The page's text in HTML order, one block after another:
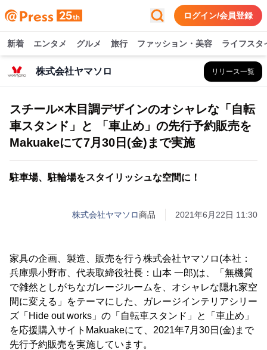
ログイン/会員登録
新着 エンタメ グルメ 旅行 ファッション・美容 ライフスタ
株式会社ヤマソロ リリース一覧
スチール×木目調デザインのオシャレな「自転
車スタンド」と 「車止め」の先行予約販売を
Makuakeにて7月30日(金)まで実施
駐車場、駐輪場をスタイリッシュな空間に！
株式会社ヤマソロ商品 2021年6月22日 11:30
家具の企画、製造、販売を行う株式会社ヤマソロ(本社：
兵庫県小野市、代表取締役社長：山本 一郎)は、「無機質
で雑然としがちなガレージルームを、オシャレな隠れ家空
間に変える」をテーマにした、ガレージインテリアシリー
ズ「Hide out works」の「自転車スタンド」と「車止め」
を応援購入サイトMakuakeにて、2021年7月30日(金)まで
先行予約販売を実施しています。